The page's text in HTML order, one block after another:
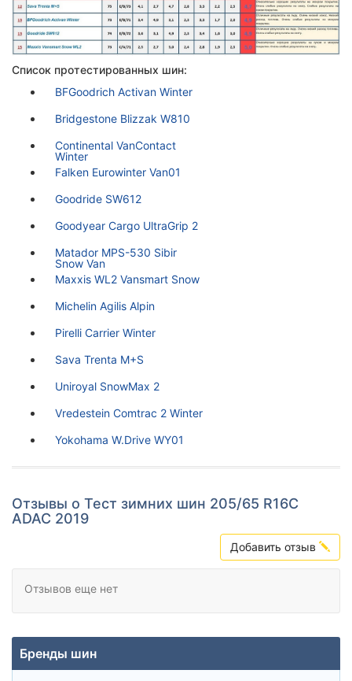
Список протестированных шин:
BFGoodrich Activan Winter
Bridgestone Blizzak W810
Continental VanContact
Winter
Falken Eurowinter Van01
Goodride SW612
Goodyear Cargo UltraGrip 2
Matador MPS-530 Sibir
Snow Van
Maxxis WL2 Vansmart Snow
Michelin Agilis Alpin
Pirelli Carrier Winter
Sava Trenta M+S
Uniroyal SnowMax 2
Vredestein Comtrac 2 Winter
Yokohama W.Drive WY01
Отзывы о Тест зимних шин 205/65 R16C
ADAC 2019
Добавить отзыв
Отзывов еще нет
Бренды шин